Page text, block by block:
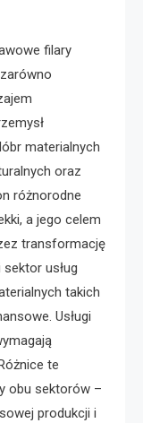
filary
materialnych
oraz
różnorodne
a jego celem
transformację
usług
takich
Usługi
te
obu sektorów –
produkcji i